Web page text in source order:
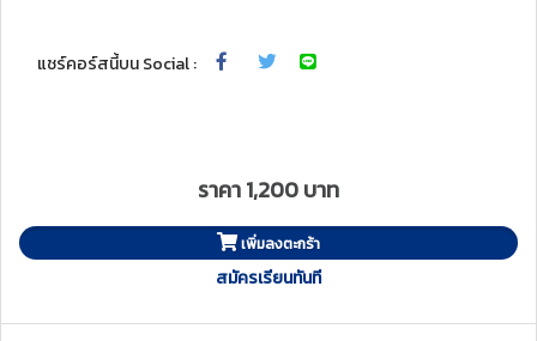
แชร์คอร์สนี้บน Social :
ราคา 1,200 บาท
เพิ่มลงตะกร้า
สมัครเรียนทันที